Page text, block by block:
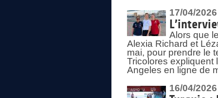
17/04/2026
Alors que
Alexia Richard et
mai, pour prendre le
Tricolores expliquent
Angeles en ligne de
16/04/2026